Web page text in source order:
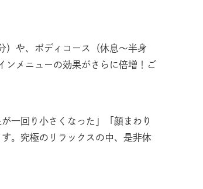
）や、ボディコース（休息〜半身
ンメニューの効果がさらに倍増！ご
一回り小さくなった」「顔まわり
。究極のリラックスの中、是非体